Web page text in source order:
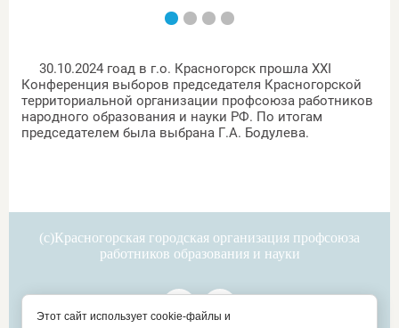
30.10.2024 гоад в г.о. Красногорск прошла XXI
Конференция выборов председателя Красногорской
территориальной организации профсоюза работников
народного образования и науки РФ. По итогам
председателем была выбрана Г.А. Бодулева.
(с)Красногорская городская организация профсоюза
работников образования и науки
Этот сайт использует cookie-файлы и